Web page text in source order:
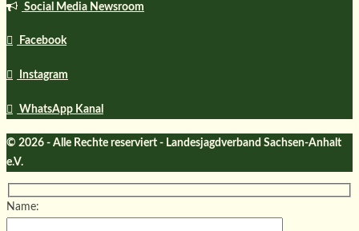
Social Media Newsroom
Facebook
Instagram
WhatsApp Kanal
© 2026 - Alle Rechte reserviert - Landesjagdverband Sachsen-Anhalt
e.V.
Name: